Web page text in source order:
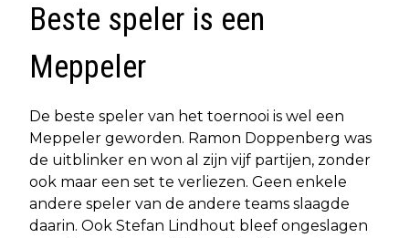
Beste speler is een
Meppeler
De beste speler van het toernooi is wel een
Meppeler geworden. Ramon Doppenberg was
de uitblinker en won al zijn vijf partijen, zonder
ook maar een set te verliezen. Geen enkele
andere speler van de andere teams slaagde
daarin. Ook Stefan Lindhout bleef ongeslagen